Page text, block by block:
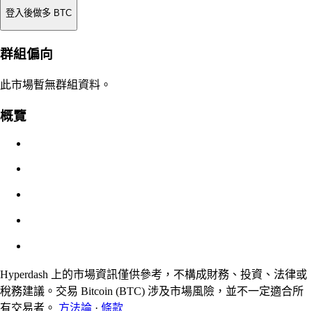
登入後做多 BTC
強平價
不適用
訂單價值
群組偏向
此市場暫無群組資料。
概覽
Hyperdash 上的市場資訊僅供參考，不構成財務、投資、法律或
稅務建議。交易 Bitcoin (BTC) 涉及市場風險，並不一定適合所
有交易者。 方法論 · 條款